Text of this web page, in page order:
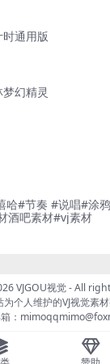
通用版
幻精灵
哈#节奏 #说唱#涂
酒吧素材#vj素材
VJGOU视觉- All
为个人维护的VJ视觉素
：